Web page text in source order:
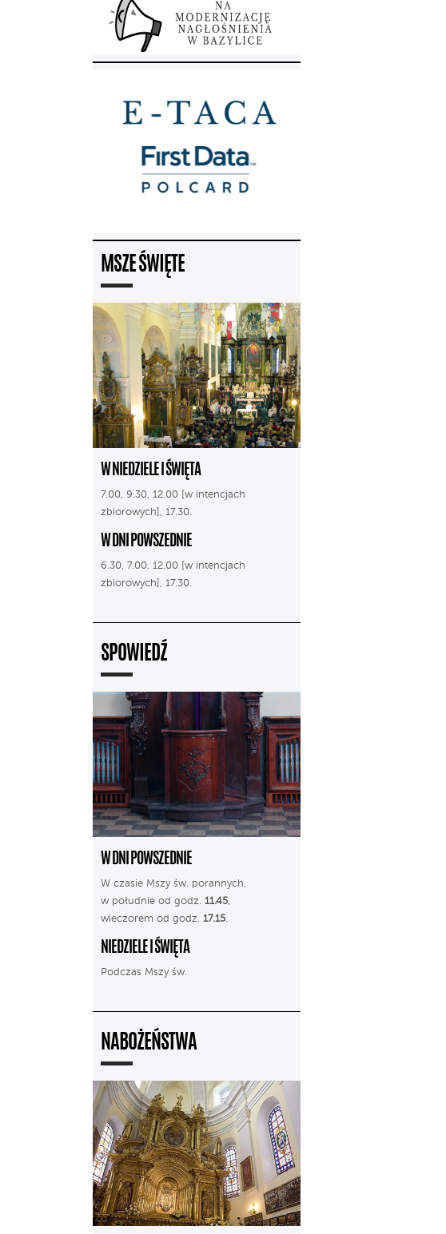
MSZE ŚWIĘTE
W NIEDZIELE I ŚWIĘTA
7.00, 9.30, 12.00 [w intencjach
zbiorowych], 17.30.
W DNI POWSZEDNIE
6.30, 7.00, 12.00 [w intencjach
zbiorowych], 17.30.
SPOWIEDŹ
W DNI POWSZEDNIE
W czasie Mszy św. porannych,
w południe od godz. 11.45,
wieczorem od godz. 17.15.
NIEDZIELE I ŚWIĘTA
Podczas Mszy św.
NABOŻEŃSTWA